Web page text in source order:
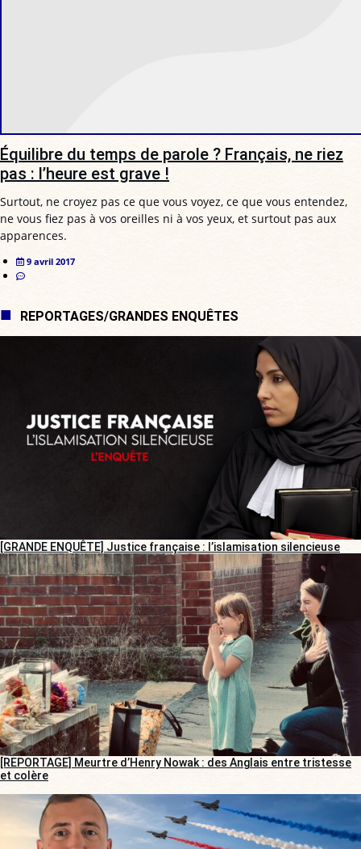
Équilibre du temps de parole ? Français, ne riez
pas : l’heure est grave !
Surtout, ne croyez pas ce que vous voyez, ce que vous entendez,
ne vous fiez pas à vos oreilles ni à vos yeux, et surtout pas aux
apparences.
9 avril 2017
REPORTAGES/GRANDES ENQUÊTES
[GRANDE ENQUÊTE] Justice française : l’islamisation silencieuse
[REPORTAGE] Meurtre d’Henry Nowak : des Anglais entre tristesse
et colère